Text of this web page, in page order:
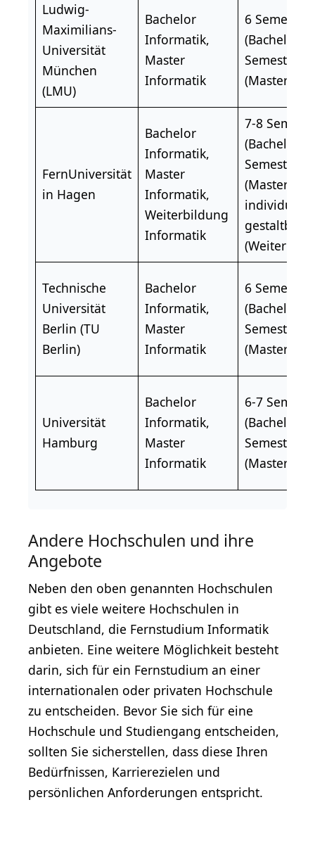
Ludwig-
Maximilians-
Universität
München
(LMU)
Bachelor
Informatik,
Master
Informatik
6 Semester
(Bachelor),
Semester
(Master)
FernUniversität
in Hagen
Bachelor
Informatik,
Master
Informatik,
Weiterbildung
Informatik
7-8
(Bachelor),
Semester
(Master),
individuell
gestaltbar
Technische
Universität
Berlin (TU
Berlin)
Bachelor
Informatik,
Master
Informatik
6 Semester
(Bachelor),
Semester
(Master)
Universität
Hamburg
Bachelor
Informatik,
Master
Informatik
6-7
(Bachelor),
Semester
(Master)
Andere Hochschulen und ihre
Angebote
Neben den oben genannten Hochschulen
gibt es viele weitere Hochschulen in
Deutschland, die Fernstudium Informatik
anbieten. Eine weitere Möglichkeit besteht
darin, sich für ein Fernstudium an einer
internationalen oder privaten Hochschule
zu entscheiden. Bevor Sie sich für eine
Hochschule und Studiengang entscheiden,
sollten Sie sicherstellen, dass diese Ihren
Bedürfnissen, Karrierezielen und
persönlichen Anforderungen entspricht.